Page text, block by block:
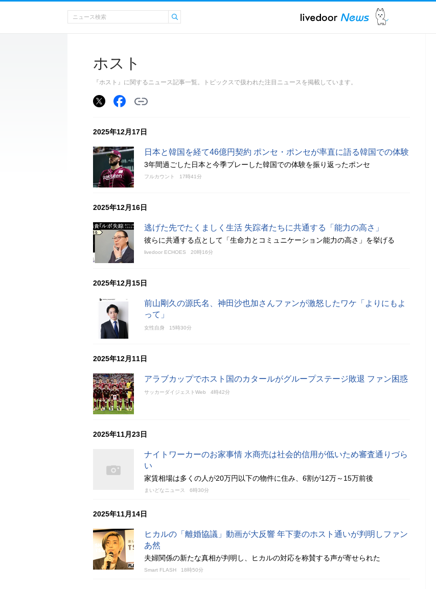
ホスト
『ホスト』に関するニュース記事一覧。トピックスで扱われた注目ニュースを掲載しています。
2025年12月17日
日本と韓国を経て46億円契約 ポンセ・ポンセが率直に語る韓国での体験
3年間過ごした日本と今季プレーした韓国での体験を振り返ったポンセ
フルカウント 17時41分
2025年12月16日
逃げた先でたくましく生活 失踪者たちに共通する「能力の高さ」
彼らに共通する点として「生命力とコミュニケーション能力の高さ」を挙げる
livedoor ECHOES 20時16分
2025年12月15日
前山剛久の源氏名、神田沙也加さんファンが激怒したワケ「よりにもよ
って」
女性自身 15時30分
2025年12月11日
アラブカップでホスト国のカタールがグループステージ敗退 ファン困惑
サッカーダイジェストWeb 4時42分
2025年11月23日
ナイトワーカーのお家事情 水商売は社会的信用が低いため審査通りづら
い
家賃相場は多くの人が20万円以下の物件に住み、6割が12万～15万前後
まいどなニュース 6時30分
2025年11月14日
ヒカルの「離婚協議」動画が大反響 年下妻のホスト通いが判明しファン
あ然
夫婦関係の新たな真相が判明し、ヒカルの対応を称賛する声が寄せられた
Smart FLASH 18時50分